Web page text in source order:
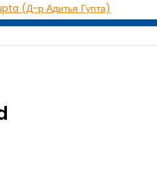
(Д-р Адитья Гупта)